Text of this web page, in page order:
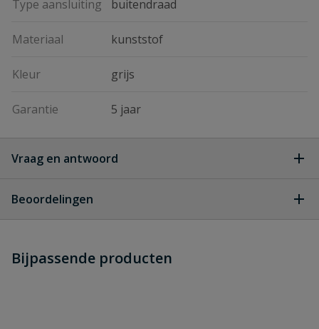
Type aansluiting buitendraad
Materiaal kunststof
Kleur grijs
Garantie 5 jaar
Vraag en antwoord
dit product?
Beoordelingen
Schrijf zelf een beoordeling
Bijpassende producten